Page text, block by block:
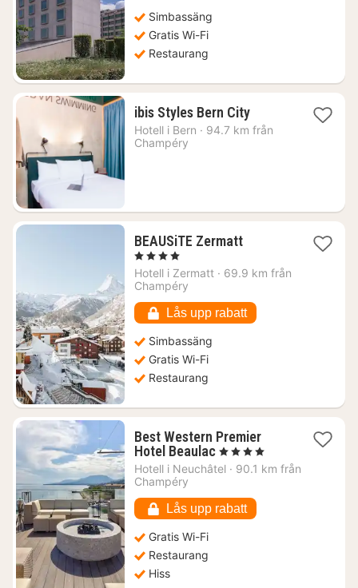
Simbassäng
Gratis Wi-Fi
Restaurang
ibis Styles Bern City1
natt
Hotell i Bern · 94.7 km från
Champéry
BEAUSiTE Zermatt1
från
, 4 Stjärnor
Hotell i Zermatt · 69.9 km från
Champéry
Lås upp rabatt
Simbassäng
Gratis Wi-Fi
Restaurang
Best Western Premier
Hotel Beaulac1
natt
kr.
, 4 Stjärnor
Hotell i Neuchâtel · 90.1 km från
Champéry
Lås upp rabatt
Gratis Wi-Fi
Restaurang
Hiss